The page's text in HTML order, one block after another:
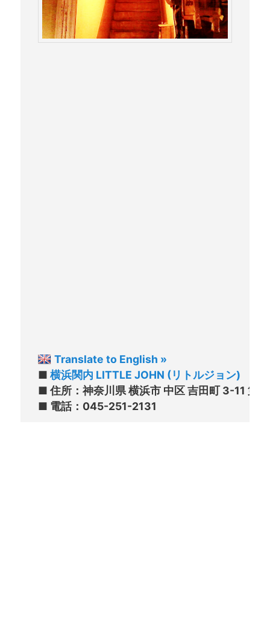
Translate to English »
■ 横浜関内 LITTLE JOHN (リトルジョン)
■ 住所：神奈川県 横浜市 中区 吉田町 3-11 第